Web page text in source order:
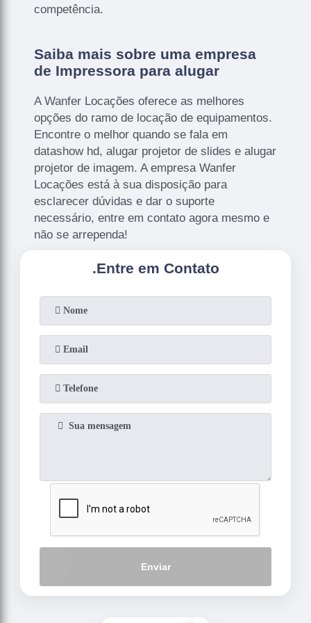
competência.
Saiba mais sobre uma empresa
de Impressora para alugar
A Wanfer Locações oferece as melhores
opções do ramo de locação de equipamentos.
Encontre o melhor quando se fala em
datashow hd, alugar projetor de slides e alugar
projetor de imagem. A empresa Wanfer
Locações está à sua disposição para
esclarecer dúvidas e dar o suporte
necessário, entre em contato agora mesmo e
não se arrependa!
.Entre em Contato
Enviar